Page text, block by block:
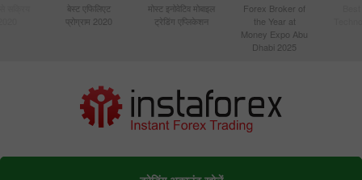
बेस्ट एफिलिएट
प्रोग्राम 2020
मोस्ट इनोवेटिव मोबाइल
ट्रेडिंग एप्लिकेशन
Forex Broker of
the Year at
Money Expo Abu
Dhabi 2025